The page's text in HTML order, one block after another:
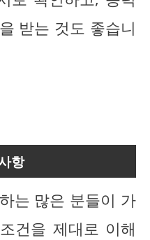
받는 것도 좋습니
항
는 많은 분들이 가
건을 제대로 이해